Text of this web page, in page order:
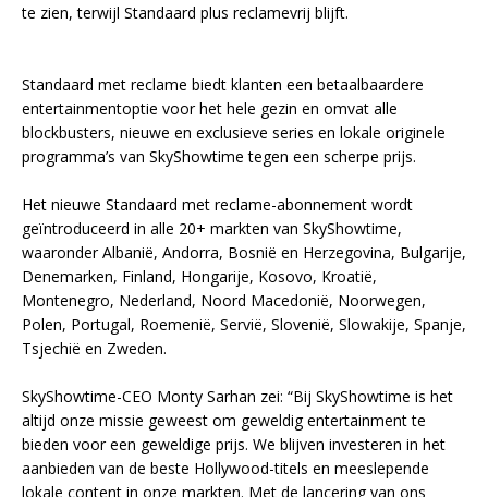
te zien, terwijl Standaard plus reclamevrij blijft.
Standaard met reclame biedt klanten een betaalbaardere
entertainmentoptie voor het hele gezin en omvat alle
blockbusters, nieuwe en exclusieve series en lokale originele
programma’s van SkyShowtime tegen een scherpe prijs.
Het nieuwe Standaard met reclame-abonnement wordt
geïntroduceerd in alle 20+ markten van SkyShowtime,
waaronder Albanië, Andorra, Bosnië en Herzegovina, Bulgarije,
Denemarken, Finland, Hongarije, Kosovo, Kroatië,
Montenegro, Nederland, Noord Macedonië, Noorwegen,
Polen, Portugal, Roemenië, Servië, Slovenië, Slowakije, Spanje,
Tsjechië en Zweden.
SkyShowtime-CEO Monty Sarhan zei: “Bij SkyShowtime is het
altijd onze missie geweest om geweldig entertainment te
bieden voor een geweldige prijs. We blijven investeren in het
aanbieden van de beste Hollywood-titels en meeslepende
lokale content in onze markten. Met de lancering van ons